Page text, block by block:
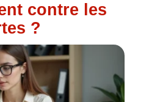
contre les
?